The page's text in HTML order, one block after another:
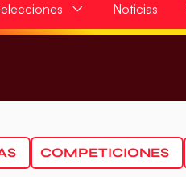
Noticias
COMPETICIONES